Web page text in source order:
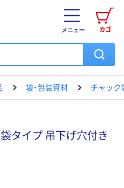
カゴ
メニュー
袋・包装資材 チャック
タイプ 吊下げ穴付き